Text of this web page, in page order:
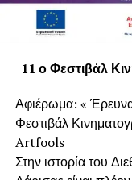
11 ο Φεστιβάλ
Αφιέρωμα: « Έρευνα
Φεστιβάλ
Artfools
Στην ιστορία του